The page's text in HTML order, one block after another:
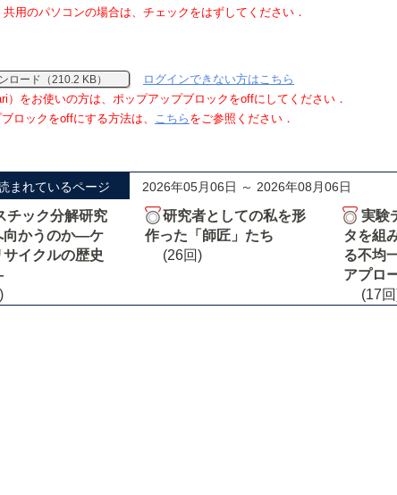
共用のパソコンの場合は、チェックをはずしてください．
ロード（210.2 KB）
ログインできない方はこちら
）をお使いの方は、ポップアップブロックをoffにしてください．
ロックをoffにする方法は、 こちら をご参照ください．
まれているページ 2026年05月06日 ～ 2026年08月06日
チック分解研究
向かうのか―ケ
サイクルの歴史
研究者としての私を形
作った「師匠」たち
(26回)
実験
タを組
る不均
アプロ
(17